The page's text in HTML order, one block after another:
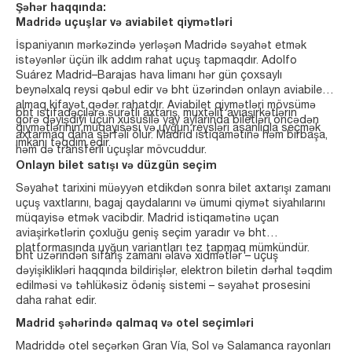
Şəhər haqqında:
Madridə uçuşlar və aviabilet qiymətləri
İspaniyanın mərkəzində yerləşən Madridə səyahət etmək
istəyənlər üçün ilk addım rahat uçuş tapmaqdır. Adolfo
Suárez Madrid–Barajas hava limanı hər gün çoxsaylı
beynəlxalq reysi qəbul edir və bht üzərindən onlayn aviabilet
almaq kifayət qədər rahatdır. Aviabilet qiymətləri mövsümə
görə dəyişdiyi üçün xüsusilə yay aylarında biletləri öncədən
axtarmaq daha sərfəli olur. Madrid istiqamətinə həm birbaşa,
həm də transferli uçuşlar mövcuddur.
bht istifadəçilərə sürətli axtarış, müxtəlif aviaşirkətlərin
qiymətlərinin müqayisəsi və uyğun reysləri asanlıqla seçmək
imkanı təqdim edir.
Onlayn bilet satışı və düzgün seçim
Səyahət tarixini müəyyən etdikdən sonra bilet axtarışı zamanı
uçuş vaxtlarını, bagaj qaydalarını və ümumi qiymət siyahılarını
müqayisə etmək vacibdir. Madrid istiqamətinə uçan
aviaşirkətlərin çoxluğu geniş seçim yaradır və bht
platformasında uyğun variantları tez tapmaq mümkündür.
bht üzərindən sifariş zamanı əlavə xidmətlər – uçuş
dəyişiklikləri haqqında bildirişlər, elektron biletin dərhal təqdim
edilməsi və təhlükəsiz ödəniş sistemi – səyahət prosesini
daha rahat edir.
Madrid şəhərində qalmaq və otel seçimləri
Madriddə otel seçərkən Gran Vía, Sol və Salamanca rayonları